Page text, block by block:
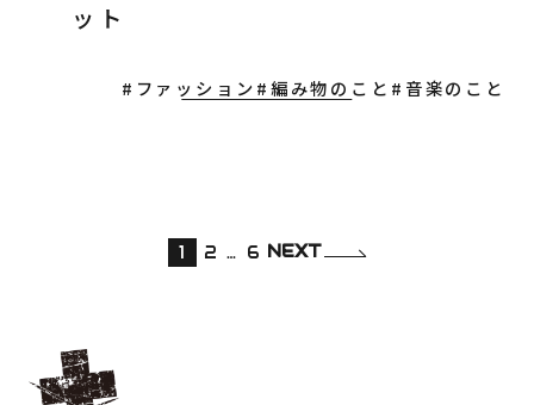
ット
#ファッション#編み物のこと #音楽のこと
1 2 … 6 NEXT